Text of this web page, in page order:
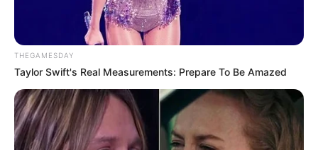
THEGAMESDAY
Taylor Swift's Real Measurements: Prepare To Be Amazed